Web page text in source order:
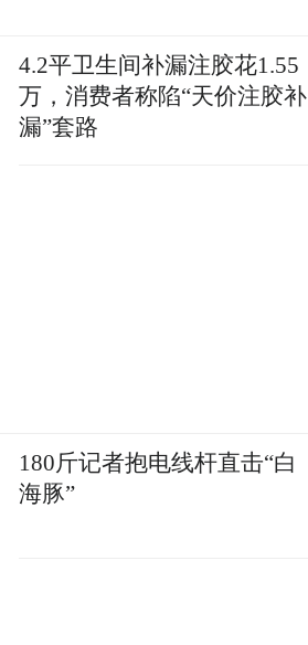
4.2平卫生间补漏注胶花1.55
万，消费者称陷“天价注胶补
漏”套路
180斤记者抱电线杆直击“白
海豚”